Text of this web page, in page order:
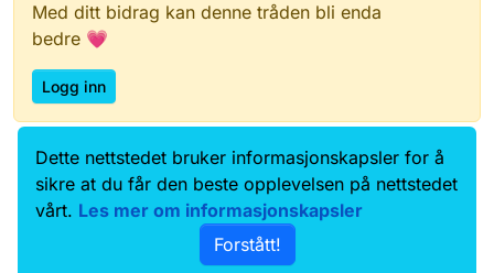
Med ditt bidrag kan denne tråden bli enda
bedre 💗
Logg inn
Data.norge.no
Kontakt oss
Samtykke og brukervilkår
Tilgjengelighetserklæring
Personvernerklæring
Dette nettstedet bruker informasjonskapsler for å
sikre at du får den beste opplevelsen på nettstedet
vårt. Les mer om informasjonskapsler
Forstått!